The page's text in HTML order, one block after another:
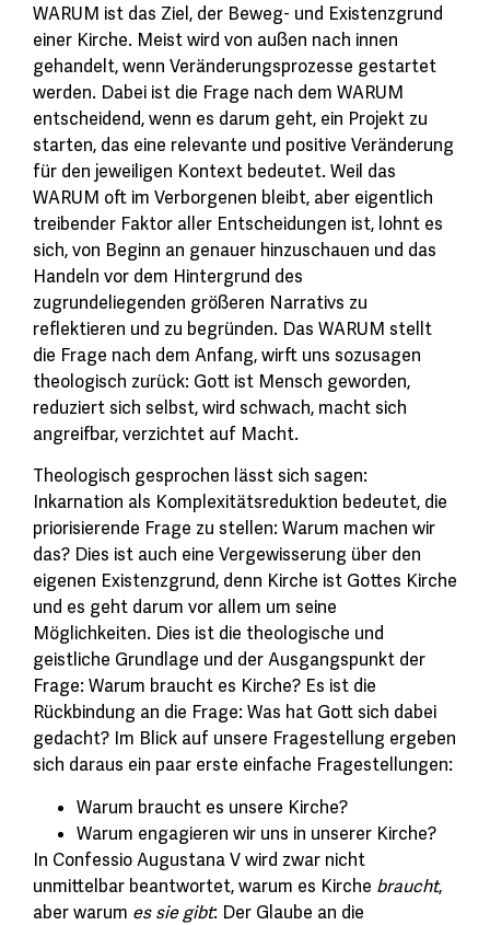
WARUM ist das Ziel, der Beweg- und Existenzgrund
einer Kirche. Meist wird von außen nach innen
gehandelt, wenn Veränderungsprozesse gestartet
werden. Dabei ist die Frage nach dem WARUM
entscheidend, wenn es darum geht, ein Projekt zu
starten, das eine relevante und positive Veränderung
für den jeweiligen Kontext bedeutet. Weil das
WARUM oft im Verborgenen bleibt, aber eigentlich
treibender Faktor aller Entscheidungen ist, lohnt es
sich, von Beginn an genauer hinzuschauen und das
Handeln vor dem Hintergrund des
zugrundeliegenden größeren Narrativs zu
reflektieren und zu begründen. Das WARUM stellt
die Frage nach dem Anfang, wirft uns sozusagen
theologisch zurück: Gott ist Mensch geworden,
reduziert sich selbst, wird schwach, macht sich
angreifbar, verzichtet auf Macht.
Theologisch gesprochen lässt sich sagen:
Inkarnation als Komplexitätsreduktion bedeutet, die
priorisierende Frage zu stellen: Warum machen wir
das? Dies ist auch eine Vergewisserung über den
eigenen Existenzgrund, denn Kirche ist Gottes Kirche
und es geht darum vor allem um seine
Möglichkeiten. Dies ist die theologische und
geistliche Grundlage und der Ausgangspunkt der
Frage: Warum braucht es Kirche? Es ist die
Rückbindung an die Frage: Was hat Gott sich dabei
gedacht? Im Blick auf unsere Fragestellung ergeben
sich daraus ein paar erste einfache Fragestellungen:
Warum braucht es unsere Kirche?
Warum engagieren wir uns in unserer Kirche?
In Confessio Augustana V wird zwar nicht
unmittelbar beantwortet, warum es Kirche braucht,
aber warum es sie gibt: Der Glaube an die